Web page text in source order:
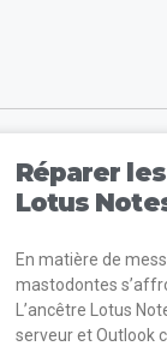
Réparer
Lotus
En matière de
mastodontes
L’ancêtre Lotus
serveur et Outlook